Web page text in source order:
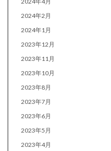
2024年2月
2024年1月
2023年12月
2023年11月
2023年10月
2023年8月
2023年7月
2023年6月
2023年5月
2023年4月